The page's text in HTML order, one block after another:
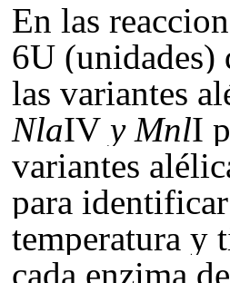
En las
6U (unidades)
las variantes
NlaIV y MnlI
variantes
para
temperatura y
cada enzima